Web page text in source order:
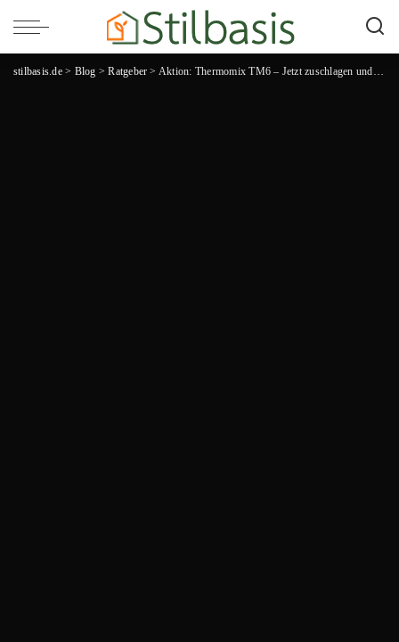
stilbasis.de> Blog >Ratgeber > Aktion: Thermomix TM6 – Jetzt zuschlagen und sparen!